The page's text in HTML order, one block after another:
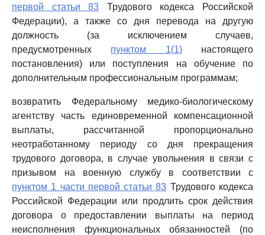
первой статьи 83 Трудового кодекса Российской
Федерации), а также со дня перевода на другую
должность (за исключением случаев,
предусмотренных пунктом 1(1)настоящего
постановления) или поступления на обучение по
дополнительным профессиональным программам;
возвратить Федеральному медико-биологическому
агентству часть единовременной компенсационной
выплаты, рассчитанной пропорционально
неотработанному периоду со дня прекращения
трудового договора, в случае увольнения в связи с
призывом на военную службу в соответствии с
пунктом 1 части первой статьи 83 Трудового кодекса
Российской Федерации или продлить срок действия
договора о предоставлении выплаты на период
неисполнения функциональных обязанностей (по